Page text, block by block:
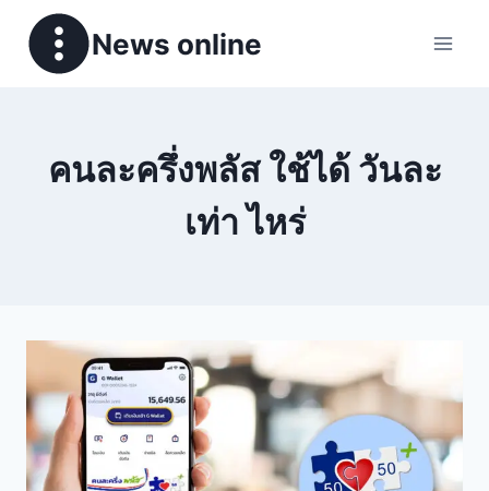
News online
คนละครึ่งพลัส ใช้ได้ วันละ
เท่า ไหร่